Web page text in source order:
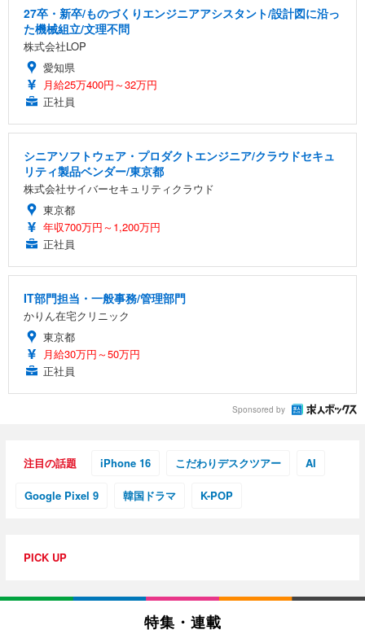
27卒・新卒/ものづくりエンジニアアシスタント/設計図に沿っ
た機械組立/文理不問
株式会社LOP
愛知県
月給25万400円～32万円
正社員
シニアソフトウェア・プロダクトエンジニア/クラウドセキュ
リティ製品ベンダー/東京都
株式会社サイバーセキュリティクラウド
東京都
年収700万円～1,200万円
正社員
IT部門担当・一般事務/管理部門
かりん在宅クリニック
東京都
月給30万円～50万円
正社員
Sponsored by
注目の話題 iPhone 16 こだわりデスクツアー AI
Google Pixel 9 韓国ドラマ K-POP
PICK UP
特集・連載